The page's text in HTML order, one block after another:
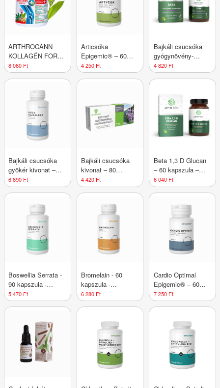
ARTHROCANN
KOLLAGÉN FORTE
vitamin komplex +
ízületi tápanyag -
Annabis
8 060 Ft
Articsóka
Epigemic® – 60
kapszula
4 250 Ft
Bajkáli csucsóka
gyógynövény-
kivonat, 60
kapszula - Green
4 820 Ft
Bajkáli csucsóka
gyökér kivonat –
120 kapszula –
Epigemic®
6 890 Ft
Bajkáli csucsóka
kivonat – 80
tabletta – Elit
Pharm
4 420 Ft
Beta 1,3 D Glucan
– 60 kapszula –
Green idea
6 040 Ft
Boswellia Serrata -
90 kapszula -
Epigemic®
5 470 Ft
Bromelain - 60
kapszula -
Epigemic®
6 280 Ft
Cardio Optimal
Epigemic® – 60
kapszula
7 250 Ft